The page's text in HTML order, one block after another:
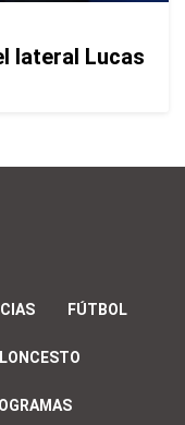
lateral Lucas
FÚTBOL